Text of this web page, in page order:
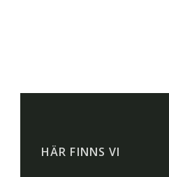
HÄR FINNS VI